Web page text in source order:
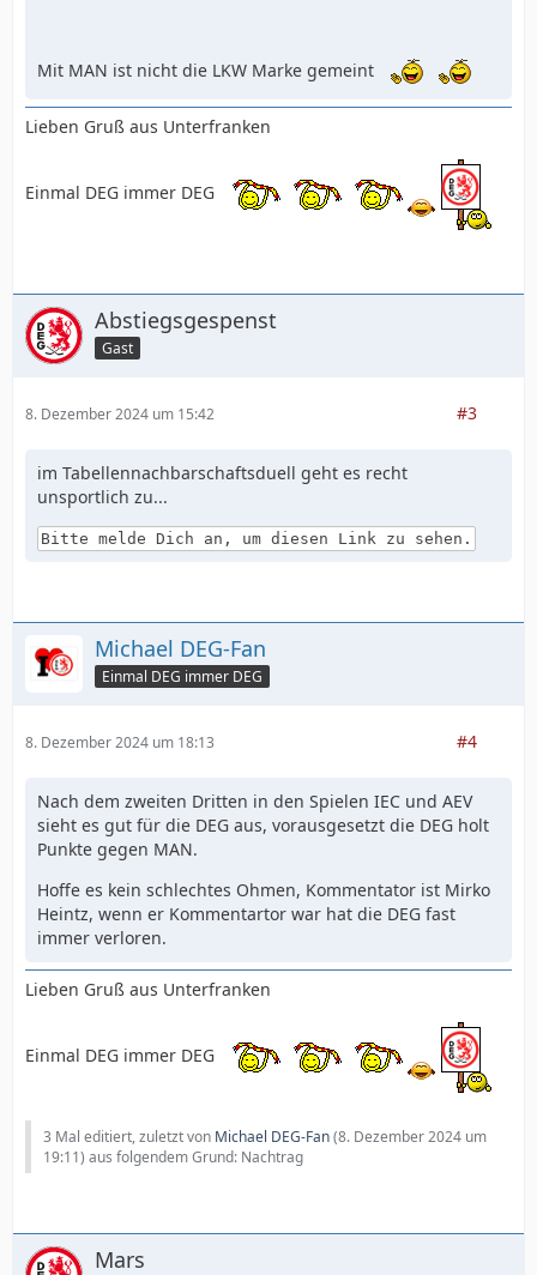
Mit MAN ist nicht die LKW Marke gemeint
Lieben Gruß aus Unterfranken
Einmal DEG immer DEG
Abstiegsgespenst
Gast
8. Dezember 2024 um 15:42 #3
im Tabellennachbarschaftsduell geht es recht
unsportlich zu...
Bitte melde Dich an, um diesen Link zu sehen.
Michael DEG-Fan
Einmal DEG immer DEG
8. Dezember 2024 um 18:13 #4
Nach dem zweiten Dritten in den Spielen IEC und AEV
sieht es gut für die DEG aus, vorausgesetzt die DEG holt
Punkte gegen MAN.
Hoffe es kein schlechtes Ohmen, Kommentator ist Mirko
Heintz, wenn er Kommentartor war hat die DEG fast
immer verloren.
Lieben Gruß aus Unterfranken
Einmal DEG immer DEG
3 Mal editiert, zuletzt von Michael DEG-Fan(8. Dezember 2024 um
19:11) aus folgendem Grund: Nachtrag
Mars